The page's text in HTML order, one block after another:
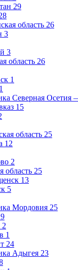
29
область 26
3
3
область 26
1
1
Северная Осетия
15
область 25
12
2
область 25
13
5
Мордовия 25
9
2
1
24
Адыгея 23